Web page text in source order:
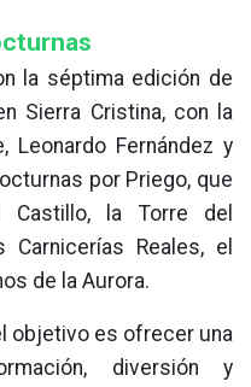
la séptima edición de
Sierra Cristina, con la
Leonardo Fernández y
por Priego, que
Castillo, la Torre del
Carnicerías Reales, el
de la Aurora.
objetivo es ofrecer una
diversión y